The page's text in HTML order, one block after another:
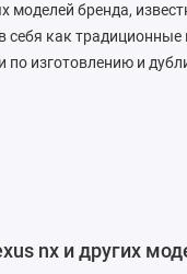
моделей бренда,
себя как
по изготовлению и
nx и других